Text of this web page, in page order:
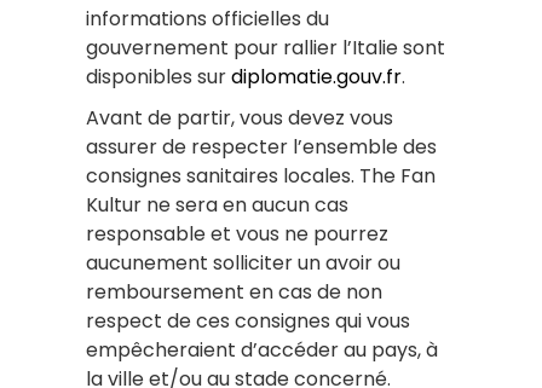
informations officielles du
gouvernement pour rallier l’Italie sont
disponibles surdiplomatie.gouv.fr.
Avant de partir, vous devez vous
assurer de respecter l’ensemble des
consignes sanitaires locales. The Fan
Kultur ne sera en aucun cas
responsable et vous ne pourrez
aucunement solliciter un avoir ou
remboursement en cas de non
respect de ces consignes qui vous
empêcheraient d’accéder au pays, à
la ville et/ou au stade concerné.